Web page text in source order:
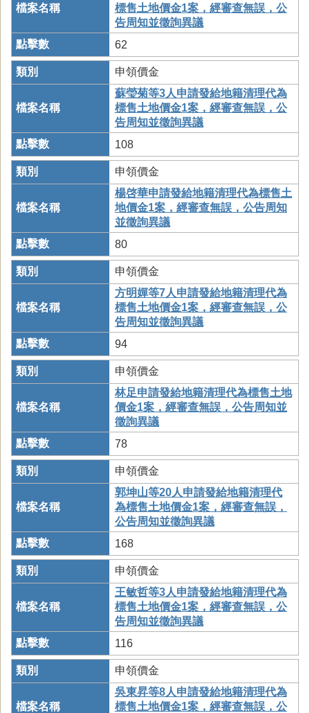
標售土地價金1案，經審查無誤，公
告周知並徵詢異議
62
申領價金
蘇瑩菊等3人申請發給地籍清理代為
標售土地價金1案，經審查無誤，公
告周知並徵詢異議
108
申領價金
楊啓華申請發給地籍清理代為標售土
地價金1案，經審查無誤，公告周知
並徵詢異議
80
申領價金
方明嬋等7人申請發給地籍清理代為
標售土地價金1案，經審查無誤，公
告周知並徵詢異議
94
申領價金
林足申請發給地籍清理代為標售土地
價金1案，經審查無誤，公告周知並
徵詢異議
78
申領價金
郭坤山等20人申請發給地籍清理代
為標售土地價金1案，經審查無誤，
公告周知並徵詢異議
168
申領價金
王敏哲等3人申請發給地籍清理代為
標售土地價金1案，經審查無誤，公
告周知並徵詢異議
116
申領價金
吳東昇等8人申請發給地籍清理代為
標售土地價金1案，經審查無誤，公